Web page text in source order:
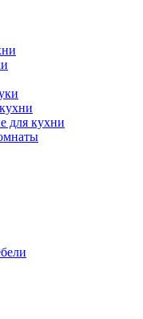
для кухни